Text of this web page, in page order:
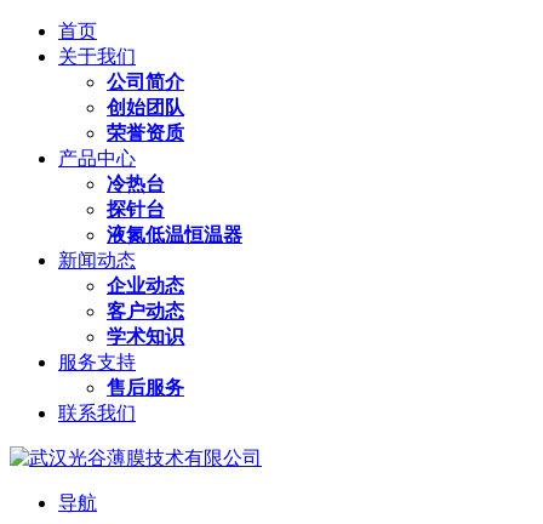
首页
关于我们
公司简介
创始团队
荣誉资质
产品中心
冷热台
探针台
液氮低温恒温器
新闻动态
企业动态
客户动态
学术知识
服务支持
售后服务
联系我们
导航